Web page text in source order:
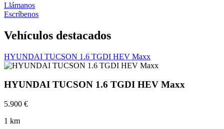
Llámanos
Escríbenos
Vehículos destacados
HYUNDAI TUCSON 1.6 TGDI HEV Maxx
HYUNDAI TUCSON 1.6 TGDI HEV Maxx
5.900 €
1 km